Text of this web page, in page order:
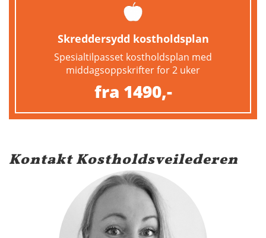
Skreddersydd kostholdsplan
Spesialtilpasset kostholdsplan med
middagsoppskrifter for 2 uker
fra 1490,-
Kontakt Kostholdsveilederen